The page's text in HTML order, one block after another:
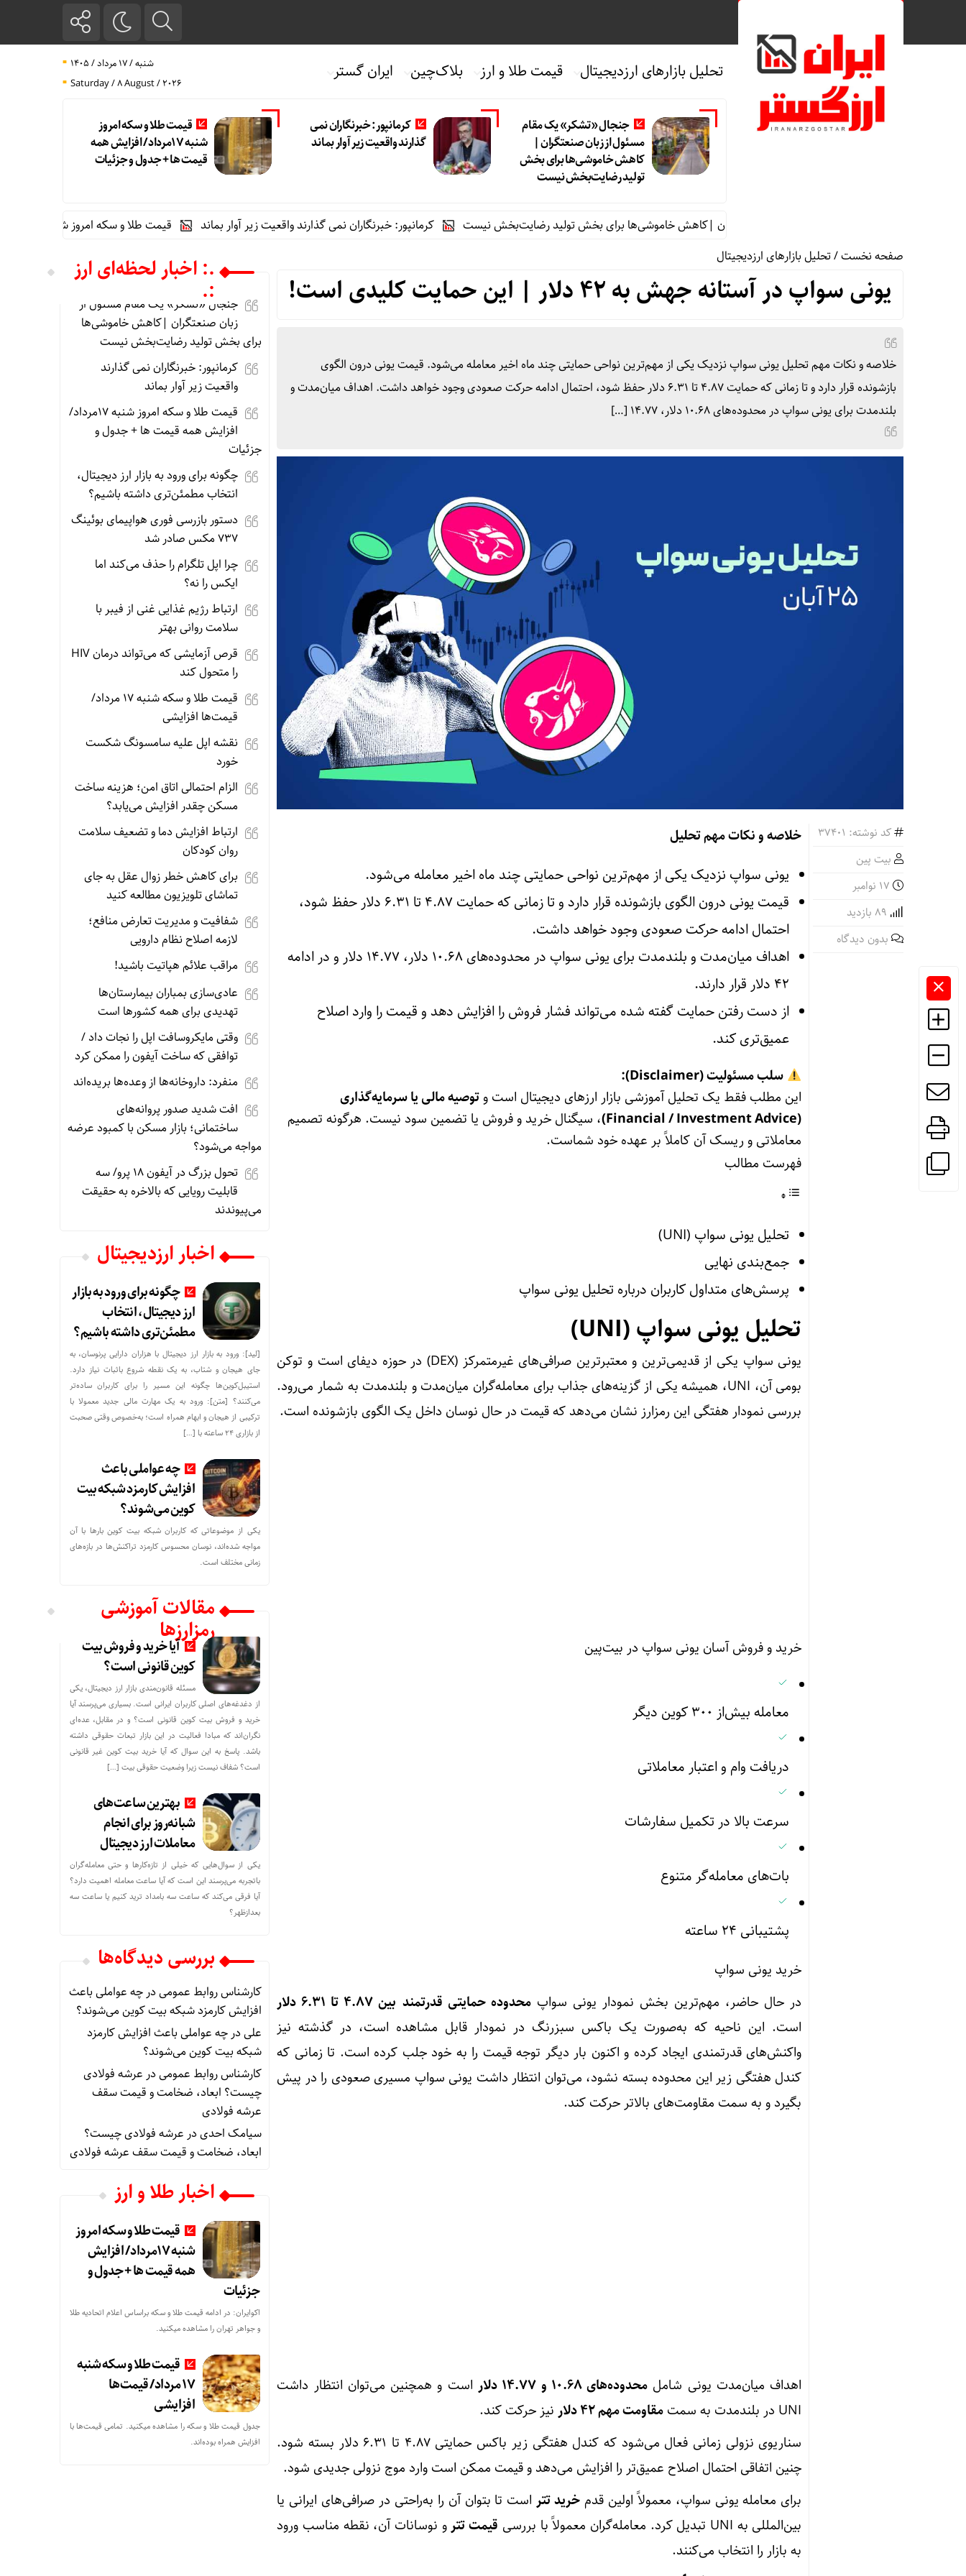
تحلیل بازارهای ارزدیجیتال قیمت طلا و ارز بلاک‌چین ایران گستر
شنبه / ۱۷ مرداد / ۱۴۰۵
Saturday / 8 August / 2026
جنجال «تشکر» یک مقام
مسئول از زبان صنعتگران |
کاهش خاموشی‌ها برای بخش
تولید رضایت‌بخش نیست
کرمانپور: خبرنگاران نمی
گذارند واقعیت زیر آوار بماند
قیمت طلا و سکه امروز
شنبه 17مرداد/ افزایش همه
قیمت ها + جدول و جزئیات
«تشکر» یک مقام مسئول از زبان صنعتگران |کاهش خاموشی‌ها برای بخش تولید رضایت‌بخش نیست کرمانپور: خبرنگاران نمی گذارند واقعیت زیر آوار بماند
قیمت طلا و سکه امروز شنبه 17مرداد/ افزایش همه قیمت ها + جدول و جزئیات
صفحه نخست/تحلیل بازارهای ارزدیجیتال
یونی سواپ در آستانه جهش به ۴۲ دلار | این حمایت کلیدی است!
خلاصه و نکات مهم تحلیل یونی سواپ نزدیک یکی از مهم‌ترین نواحی حمایتی چند ماه اخیر معامله می‌شود. قیمت یونی درون الگوی
بازشونده قرار دارد و تا زمانی که حمایت ۴.۸۷ تا ۶.۳۱ دلار حفظ شود، احتمال ادامه حرکت صعودی وجود خواهد داشت. اهداف میان‌مدت و
بلندمدت برای یونی سواپ در محدوده‌های ۱۰.۶۸ دلار، ۱۴.۷۷ […]
کد نوشته: 37401
بیت پین
بدون دیدگاه
خلاصه و نکات مهم تحلیل
یونی سواپ نزدیک یکی از مهم‌ترین نواحی حمایتی چند ماه اخیر معامله می‌شود.
قیمت یونی درون الگوی بازشونده قرار دارد و تا زمانی که حمایت ۴.۸۷ تا ۶.۳۱ دلار حفظ شود،
احتمال ادامه حرکت صعودی وجود خواهد داشت.
اهداف میان‌مدت و بلندمدت برای یونی سواپ در محدوده‌های ۱۰.۶۸ دلار، ۱۴.۷۷ دلار و در ادامه
۴۲ دلار قرار دارند.
از دست رفتن حمایت گفته‌ شده می‌تواند فشار فروش را افزایش دهد و قیمت را وارد اصلاح
عمیق‌تری کند.
سلب مسئولیت (Disclaimer):
این مطلب فقط یک تحلیل آموزشی بازار ارزهای دیجیتال است وتوصیه مالی یا سرمایه‌گذاری
(Financial / Investment Advice)
، سیگنال خرید و فروش یا تضمین سود نیست. هرگونه تصمیم
معاملاتی و ریسک آن کاملاً بر عهده خود شماست.
فهرست مطالب
تحلیل یونی سواپ (UNI)
جمع‌بندی نهایی
پرسش‌های متداول کاربران درباره تحلیل یونی سواپ
تحلیل یونی سواپ (UNI)
یونی سواپ یکی از قدیمی‌ترین و معتبرترین صرافی‌های غیرمتمرکز (DEX) در حوزه دیفای است و توکن
بومی آن، UNI، همیشه یکی از گزینه‌های جذاب برای معامله‌گران میان‌مدت و بلندمدت به شمار می‌رود.
بررسی نمودار هفتگی این رمزارز نشان می‌دهد که قیمت در حال نوسان داخل یک الگوی بازشونده است.
خرید و فروش آسان یونی سواپ در بیت‌پین
معامله بیش‌از ۳۰۰ کوین دیگر
دریافت وام و اعتبار معاملاتی
سرعت بالا در تکمیل سفارشات
بات‌های معامله‌گر متنوع
پشتیبانی ۲۴ ساعته
خرید یونی سواپ
در حال حاضر، مهم‌ترین بخش نمودار یونی سواپ محدوده حمایتی قدرتمند بین ۴.۸۷ تا ۶.۳۱ دلار
است. این ناحیه که به‌صورت یک باکس سبزرنگ در نمودار قابل مشاهده است، در گذشته نیز
واکنش‌های قدرتمندی ایجاد کرده و اکنون بار دیگر توجه قیمت را به خود جلب کرده است. تا زمانی که
کندل هفتگی زیر این محدوده بسته نشود، می‌توان انتظار داشت یونی سواپ مسیری صعودی را در پیش
بگیرد و به سمت مقاومت‌های بالاتر حرکت کند.
اهداف میان‌مدت یونی شامل محدوده‌های ۱۰.۶۸ و ۱۴.۷۷ دلار
است و همچنین می‌توان انتظار داشت
UNI در بلندمدت به سمت
مقاومت مهم ۴۲ دلار
نیز حرکت کند.
سناریوی نزولی زمانی فعال می‌شود که کندل هفتگی زیر باکس حمایتی ۴.۸۷ تا ۶.۳۱ دلار بسته شود.
چنین اتفاقی احتمال اصلاح عمیق‌تر را افزایش می‌دهد و قیمت ممکن است وارد موج نزولی جدیدی شود.
برای معامله یونی سواپ، معمولاً اولین قدم خرید تتراست تا بتوان آن را به‌راحتی در صرافی‌های ایرانی یا
بین‌المللی به UNI تبدیل کرد. معامله‌گران معمولاً با بررسی
قیمت تترو نوسانات آن، نقطه مناسب ورود
به بازار را انتخاب می‌کنند.
.: اخبار لحظه‌ای ارز
:.
جنجال «تشکر» یک مقام مسئول از
زبان صنعتگران |کاهش خاموشی‌ها
برای بخش تولید رضایت‌بخش نیست
کرمانپور: خبرنگاران نمی گذارند
واقعیت زیر آوار بماند
قیمت طلا و سکه امروز شنبه 17مرداد/
افزایش همه قیمت ها + جدول و
جزئیات
چگونه برای ورود به بازار ارز دیجیتال،
انتخاب مطمئن‌تری داشته باشیم؟
دستور بازرسی فوری هواپیمای بوئینگ
۷۳۷ مکس صادر شد
چرا اپل تلگرام را حذف می‌کند اما
ایکس را نه؟
ارتباط رژیم غذایی غنی از فیبر با
سلامت روانی بهتر
قرص آزمایشی که می‌تواند درمان HIV
را متحول کند
قیمت طلا و سکه شنبه 17 مرداد/
قیمت‌ها افزایشی
نقشه اپل علیه سامسونگ شکست
خورد
الزام احتمالی اتاق امن؛ هزینه ساخت
مسکن چقدر افزایش می‌یابد؟
ارتباط افزایش دما و تضعیف سلامت
روان کودکان
برای کاهش خطر زوال عقل به جای
تماشای تلویزیون مطالعه کنید
شفافیت و مدیریت تعارض منافع؛
لازمه اصلاح نظام دارویی
مراقب علائم هپاتیت باشید!
عادی‌سازی بمباران بیمارستان‌ها
تهدیدی برای همه کشورها است
وقتی مایکروسافت اپل را نجات داد /
توافقی که ساخت آیفون را ممکن کرد
منفرد: داروخانه‌ها از وعده‌ها بریده‌اند
افت شدید صدور پروانه‌های
ساختمانی؛ بازار مسکن با کمبود عرضه
مواجه می‌شود؟
تحول بزرگ در آیفون ۱۸ پرو/ سه
قابلیت رویایی که بالاخره به حقیقت
می‌پیوندند
اخبار ارزدیجیتال
چگونه برای ورود به بازار
ارز دیجیتال، انتخاب
مطمئن‌تری داشته باشیم؟
[لید]: ورود به بازار ارز دیجیتال با هزاران دارایی پرنوسان، به
جای هیجان و شتاب، به یک نقطه شروع باثبات نیاز دارد.
استیبل‌کوین‌ها چگونه این مسیر را برای کاربران ساده‌تر
می‌کنند؟ [متن]: ورود به یک مهارت مالی جدید معمولا با
ترکیبی از هیجان و ابهام همراه است؛ به‌خصوص وقتی صحبت
از بازاری ۲۴ ساعته با […]
چه عواملی باعث
افزایش کارمزد شبکه بیت
کوین می‌شوند؟
یکی از موضوعاتی که کاربران شبکه بیت کوین بارها با آن
مواجه شده‌اند، نوسان محسوس کارمزد تراکنش‌ها در بازه‌های
زمانی مختلف است.
مقالات آموزشی
رمزارزهاآیا خرید و فروش بیت
کوین قانونی است؟
مسئله قانون‌مندی بازار ارز دیجیتال، یکی
از دغدغه‌های اصلی کاربران ایرانی است. بسیاری می‌پرسند آیا
خرید و فروش بیت کوین قانونی است؟ و در مقابل، عده‌ای
نگران‌اند که مبادا فعالیت در این بازار تبعات حقوقی داشته
باشد. پاسخ به این سوال که آیا خرید بیت کوین غیر قانونی
است؟ شفاف نیست زیرا وضعیت حقوقی بیت‌ […]
بهترین ساعت‌های
شبانه‌روز برای انجام
معاملات ارز دیجیتال
یکی از سوال‌هایی که خیلی از تازه‌کارها و حتی معامله‌گران
باتجربه می‌پرسند این است که آیا ساعت معامله اهمیت دارد؟
آیا فرقی می‌کند که ساعت سه بامداد ترید کنیم یا ساعت سه
بعدازظهر؟
بررسی دیدگاه‌ها
کارشناس روابط عمومیدرچه عواملی باعث
افزایش کارمزد شبکه بیت کوین می‌شوند؟
علیدرچه عواملی باعث افزایش کارمزد
شبکه بیت کوین می‌شوند؟
کارشناس روابط عمومیدر عرشه فولادی
چیست؟ ابعاد، ضخامت و قیمت سقف
عرشه فولادی
سیامک احدیدر عرشه فولادی چیست؟
ابعاد، ضخامت و قیمت سقف عرشه فولادی
اخبار طلا و ارز
قیمت طلا و سکه امروز
شنبه 17مرداد/ افزایش
همه قیمت ها + جدول و
جزئیات
اکوایران: در ادامه قیمت طلا و سکه براساس اعلام اتحادیه طلا
و جواهر تهران را مشاهده میکنید.
قیمت طلا و سکه شنبه
17 مرداد/ قیمت‌ها
افزایشی
جدول قیمت طلا و سکه را مشاهده میکنید. تمامی قیمت‌ها با
افزایش همراه بوده‌اند.